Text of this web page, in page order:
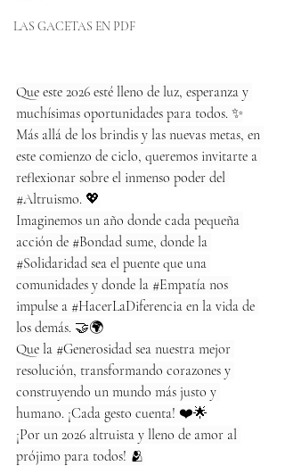
LAS GACETAS EN PDF
Que este 2026 esté lleno de luz, esperanza y
muchísimas oportunidades para todos. ✨
Más allá de los brindis y las nuevas metas, en
este comienzo de ciclo, queremos invitarte a
reflexionar sobre el inmenso poder del
#Altruismo. 💖
Imaginemos un año donde cada pequeña
acción de #Bondad sume, donde la
#Solidaridad sea el puente que una
comunidades y donde la #Empatía nos
impulse a #HacerLaDiferencia en la vida de
los demás. 🤝🌍
Que la #Generosidad sea nuestra mejor
resolución, transformando corazones y
construyendo un mundo más justo y
humano. ¡Cada gesto cuenta! ❤️🌟
¡Por un 2026 altruista y lleno de amor al
prójimo para todos! 🫂